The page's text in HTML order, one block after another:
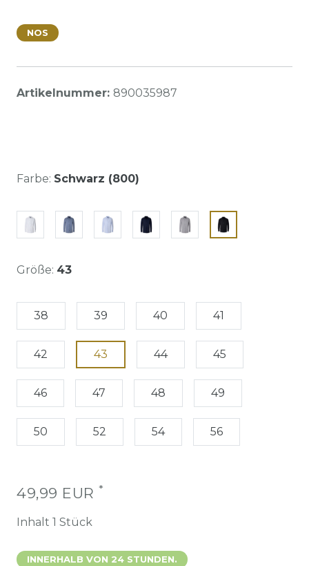
NOS
Artikelnummer: 890035987
Farbe: Schwarz (800)
Größe: 43
38 39 40 41
42 43 44 45
46 47 48 49
50 52 54 56
49,99 EUR *
Inhalt 1 Stück
INNERHALB VON 24 STUNDEN.